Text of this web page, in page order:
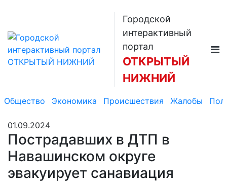
Городской
интерактивный
портал
ОТКРЫТЫЙ
НИЖНИЙ
Общество Экономика Происшествия Жалобы
01.09.2024
Пострадавших в ДТП в
Навашинском округе
эвакуирует санавиация